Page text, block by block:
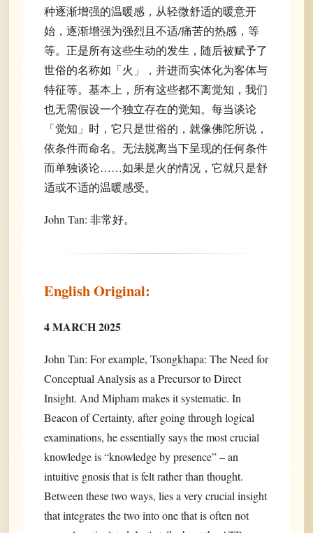
种逐渐增强的温暖感，从轻微舒适的暖意开
始，逐渐增强为强烈且不适/痛苦的热感，等
等。正是所有这些生动的发生，随后被赋予了
世俗的名称如「火」，并进而实体化为客体与
特征等。基本上，所有这些都不离觉知，我们
也无需假设一个独立存在的觉知。每当谈论
「觉知」时，它只是世俗的，就像佛陀所说，
依条件而命名。无法脱离当下呈现的任何条件
而单独谈论……如果是火的情况，它就只是舒
适或不适的温暖感受。
John Tan: 非常好。
English Original:
4 MARCH 2025
John Tan: For example, Tsongkhapa: The Need for
Conceptual Analysis as a Precursor to Direct
Insight. And Mipham makes it systematic. In
Beacon of Certainty, after going through logical
examinations, he essentially says the most crucial
knowledge is “knowledge by presence” – an
intuitive gnosis that is felt rather than thought.
Between these two ways, lies a very crucial insight
that integrates the two into one that is often not